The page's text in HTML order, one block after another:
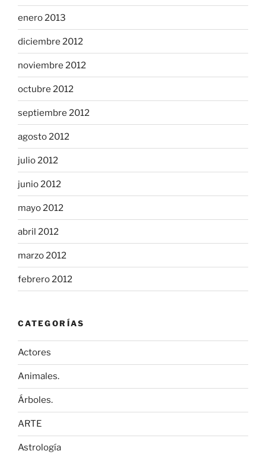
enero 2013
diciembre 2012
noviembre 2012
octubre 2012
septiembre 2012
agosto 2012
julio 2012
junio 2012
mayo 2012
abril 2012
marzo 2012
febrero 2012
CATEGORÍAS
Actores
Animales.
Árboles.
ARTE
Astrología